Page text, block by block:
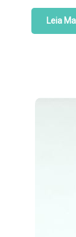
Leia